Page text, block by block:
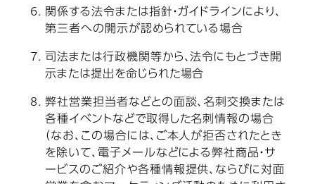
関係する法令または指針・ガイドラインにより、
第三者への開示が認められている場合
司法または行政機関等から、法令にもとづき開
示または提出を命じられた場合
弊社営業担当者などとの面談、名刺交換または
各種イベントなどで取得した名刺情報の場合
（なお、この場合には、ご本人が拒否されたとき
を除いて、電子メールなどによる弊社商品・サ
ービスのご紹介や各種情報提供、ならびに対面